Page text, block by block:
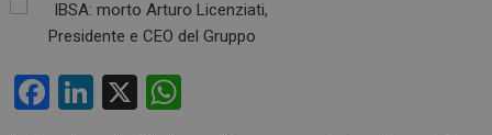
F
Li X